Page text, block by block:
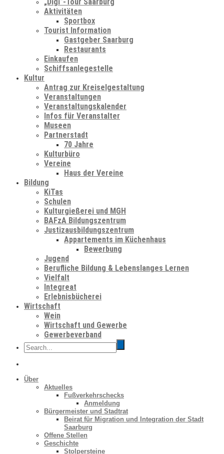
Aktivitäten
Sportbox
Tourist Information
Gastgeber Saarburg
Restaurants
Einkaufen
Schiffsanlegestelle
Kultur
Antrag zur Kreiselgestaltung
Veranstaltungen
Veranstaltungskalender
Infos für Veranstalter
Museen
Partnerstadt
70 Jahre
Kulturbüro
Vereine
Haus der Vereine
Bildung
KiTas
Schulen
Kulturgießerei und MGH
BAFzA Bildungszentrum
Justizausbildungszentrum
Appartements im Küchenhaus
Bewerbung
Jugend
Berufliche Bildung & Lebenslanges Lernen
Vielfalt
Integreat
Erlebnisbücherei
Wirtschaft
Wein
Wirtschaft und Gewerbe
Gewerbeverband
Über
Aktuelles
Fußverkehrschecks
Anmeldung
Bürgermeister und Stadtrat
Beirat für Migration und Integration der Stadt
Saarburg
Offene Stellen
Geschichte
Stolpersteine